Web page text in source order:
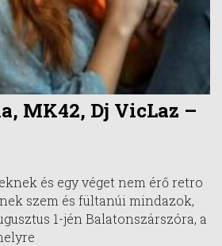
MK42, Dj VicLaz –
és egy véget nem érő retro
szem és fültanúi mindazok,
1-jén Balatonszárszóra, a